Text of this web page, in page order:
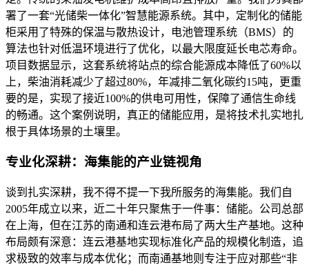
署了一套“光储柴一体化”智慧能源系统。其中，定制化的储能
柜采用了特殊的保温与散热设计，电池管理系统（BMS）的
算法也针对低温环境进行了优化，以最大限度延长电芯寿命。
项目数据显示，这套系统将站点的综合能源成本降低了60%以
上，柴油消耗减少了超过80%，年减排二氧化碳约15吨，更重
要的是，实现了接近100%的供电可用性，保障了通信生命线
的畅通。这个案例说明，真正的储能应用，是将技术扎实地扎
根于具体场景的土壤里。
专业化深耕：海集能的产业链视角
谈到扎实深耕，我不得不提一下我所服务的海集能。我们自
2005年成立以来，近二十年只聚焦于一件事：储能。公司总部
在上海，但在江苏的南通和连云港布局了两大生产基地。这种
布局颇有深意：连云港基地实现标准化产品的规模化制造，追
求极致的效率与成本优化；而南通基地则专注于应对那些“非